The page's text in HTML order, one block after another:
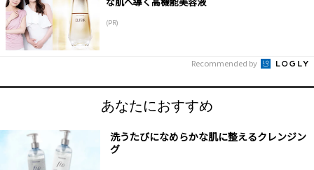
(PR)
Recommended by
あなたにおすすめ
洗うたびになめらかな肌に整えるクレンジン
グ